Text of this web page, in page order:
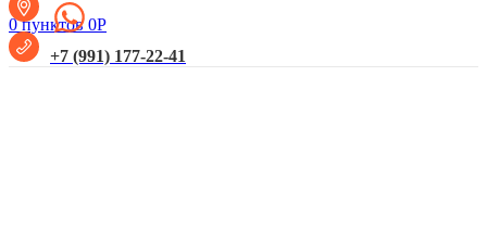
0пунктов 0Р
+7 (991) 177-22-41